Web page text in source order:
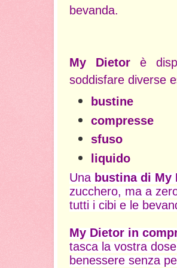
bevanda.
My Dietor è
soddisfare diverse
bustine
compresse
sfuso
liquido
Una bustina di My
zucchero, ma a
tutti i cibi e le
My Dietor in
tasca la vostra
benessere senza